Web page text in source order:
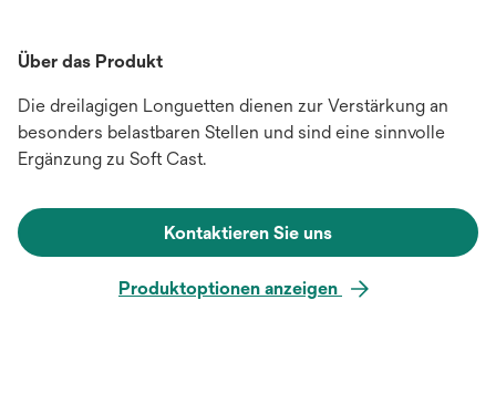
Über das Produkt
Die dreilagigen Longuetten dienen zur Verstärkung an
besonders belastbaren Stellen und sind eine sinnvolle
Ergänzung zu Soft Cast.
Kontaktieren Sie uns
Produktoptionen anzeigen